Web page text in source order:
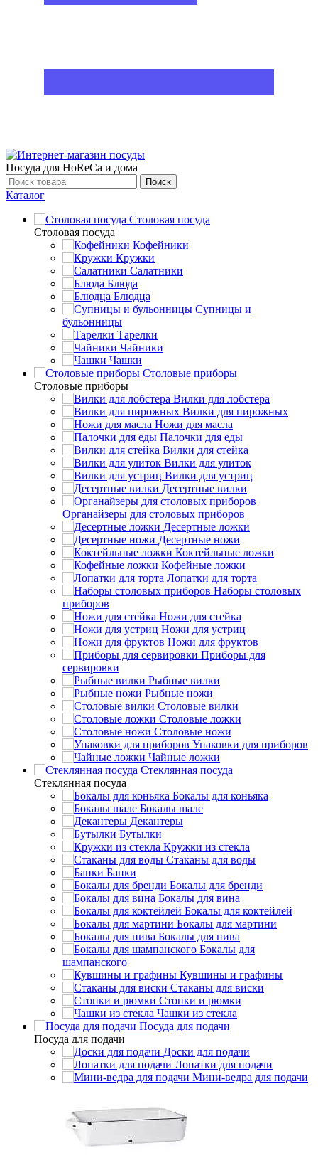
Посуда для HoReCa и дома
Поиск
Каталог
Столовая посуда
Столовая посуда
Кофейники
Кружки
Салатники
Блюда
Блюдца
Супницы и
бульонницы
Тарелки
Чайники
Чашки
Cтоловые приборы
Cтоловые приборы
Вилки для лобстера
Вилки для пирожных
Ножи для масла
Палочки для еды
Вилки для стейка
Вилки для улиток
Вилки для устриц
Десертные вилки
Органайзеры для столовых приборов
Десертные ложки
Десертные ножи
Коктейльные ложки
Кофейные ложки
Лопатки для торта
Наборы столовых
приборов
Ножи для стейка
Ножи для устриц
Ножи для фруктов
Приборы для
сервировки
Рыбные вилки
Рыбные ножи
Столовые вилки
Столовые ложки
Столовые ножи
Упаковки для приборов
Чайные ложки
Стеклянная посуда
Стеклянная посуда
Бокалы для коньяка
Бокалы шале
Декантеры
Бутылки
Кружки из стекла
Стаканы для воды
Банки
Бокалы для бренди
Бокалы для вина
Бокалы для коктейлей
Бокалы для мартини
Бокалы для пива
Бокалы для
шампанского
Кувшины и графины
Стаканы для виски
Стопки и рюмки
Чашки из стекла
Посуда для подачи
Посуда для подачи
Доски для подачи
Лопатки для подачи
Мини-ведра для подачи